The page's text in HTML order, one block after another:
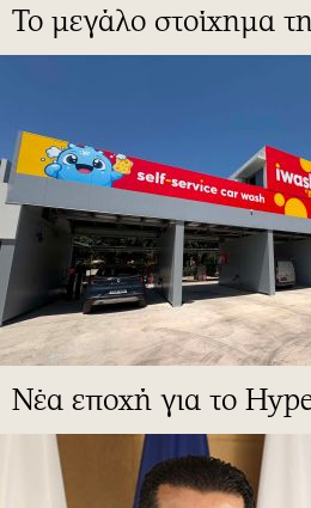
To μεγάλο στοίχημα
Νέα εποχή για το